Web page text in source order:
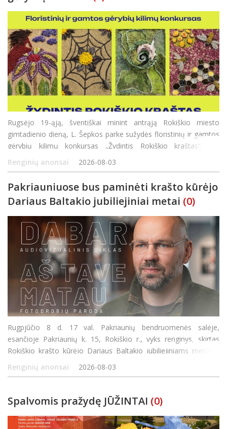
Rugsėjo 19-ąją, šventiškai minint antrąją Rokiškio miesto
gimtadienio dieną, L. Šepkos parke sužydės floristinių ir gamtos
gėrybių kilimų konkursas „Žydintis Rokiškio kraštas“. Šio
konkurso tikslas – ne tik pasigrožėti gamtos dovano
Renginių anonsai 2026-08-03
Pakriauniuose bus paminėti krašto kūrėjo
Dariaus Baltakio jubiliejiniai metai (0)
Rugpjūčio 8 d. 17 val. Pakriaunių bendruomenės salėje,
esančioje Pakriaunių k. 15, Rokiškio r., vyks renginys, skirtas
Rokiškio krašto kūrėjo Dariaus Baltakio jubiliejiniams metams
paminėti. Susirinkusieji galės išvysti audiovizualinio ciklo „Dabar“
fotodrobi
Renginių anonsai 2026-08-03
Spalvomis pražydę JŪŽINTAI (0)